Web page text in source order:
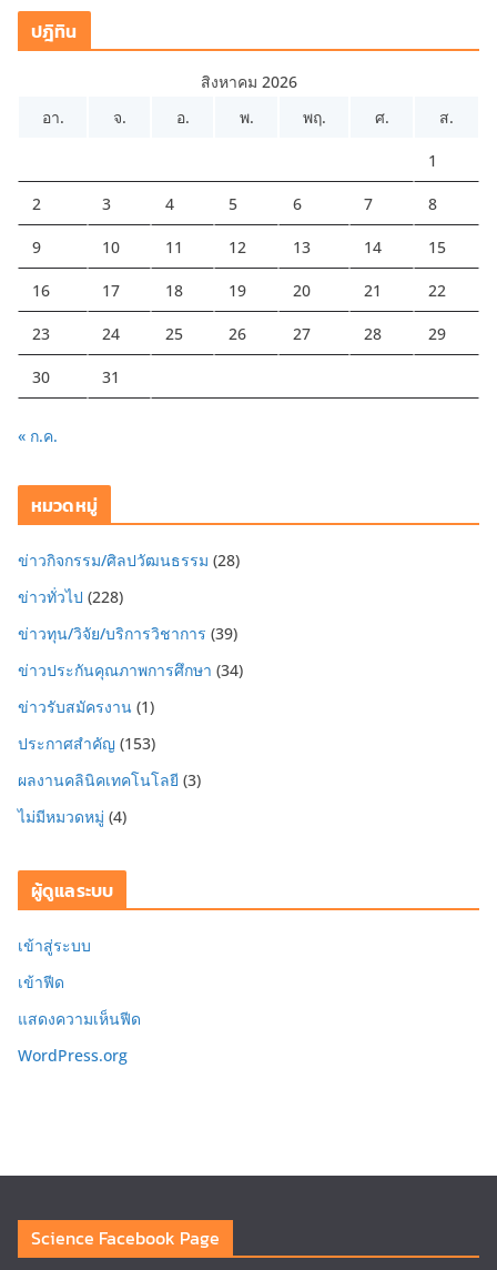
ปฎิทิน
สิงหาคม 2026
อา.
จ. อ. พ. พฤ. ศ. ส.
1
2 3 4 5 6 7 8
9 10 11 12 13 14 15
16 17 18 19 20 21 22
23 24 25 26 27 28 29
30 31
« ก.ค.
หมวดหมู่
ข่าวกิจกรรม/ศิลปวัฒนธรรม (28)
ข่าวทั่วไป (228)
ข่าวทุน/วิจัย/บริการวิชาการ (39)
ข่าวประกันคุณภาพการศึกษา (34)
ข่าวรับสมัครงาน (1)
ประกาศสำคัญ (153)
ผลงานคลินิคเทคโนโลยี (3)
ไม่มีหมวดหมู่ (4)
ผู้ดูแลระบบ
เข้าสู่ระบบ
เข้าฟีด
แสดงความเห็นฟีด
WordPress.org
Science Facebook Page